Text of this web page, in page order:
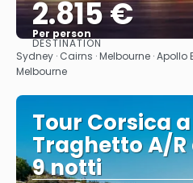
2.815 €
Per person
Se
DESTINATION
Sydney · Cairns · Melbourne · Apollo
Melbourne
Tour Corsica
Traghetto A/R
9 notti